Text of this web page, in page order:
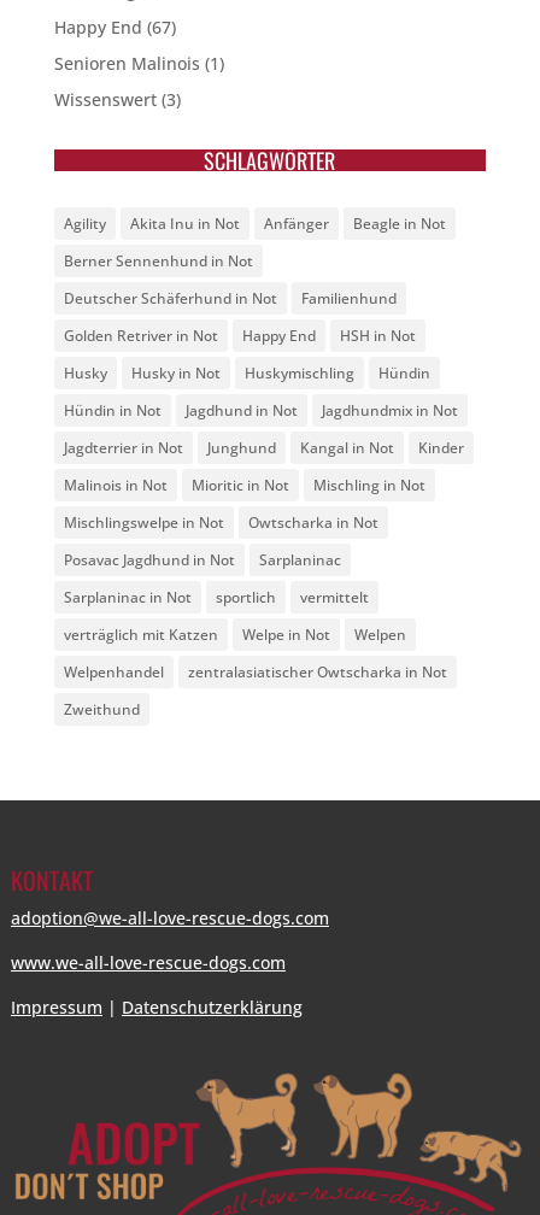
Happy End (67)
Senioren Malinois (1)
Wissenswert(3)
SCHLAGWÖRTER
Agility Akita Inu in Not Anfänger
Beagle in Not
Berner Sennenhund in Not
Deutscher Schäferhund in Not
Familienhund
Golden Retriver in Not
Happy End
HSH in Not
Husky
Husky in Not Huskymischling
Hündin
Hündin in Not
Jagdhund in Not
Jagdhundmix in Not
Jagdterrier in Not
Junghund Kangal in Not
Kinder
Malinois in Not
Mioritic in Not
Mischling in Not
Mischlingswelpe in Not
Owtscharka in Not
Posavac Jagdhund in Not
Sarplaninac
Sarplaninac in Not
sportlich
vermittelt
verträglich mit Katzen
Welpe in Not
Welpen
Welpenhandel
zentralasiatischer Owtscharka in Not
Zweithund
KONTAKT
adoption@we-all-love-rescue-dogs.com
www.we-all-love-rescue-dogs.com
Impressum | Datenschutzerklärung